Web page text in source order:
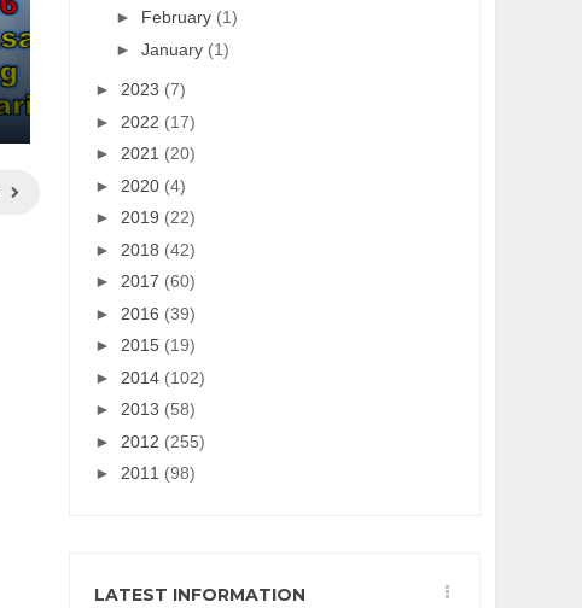
► February (1)
► January (1)
► 2023 (7)
► 2022 (17)
► 2021 (20)
► 2020 (4)
► 2019 (22)
► 2018 (42)
► 2017 (60)
► 2016 (39)
► 2015 (19)
► 2014 (102)
► 2013 (58)
► 2012 (255)
► 2011 (98)
LATEST INFORMATION